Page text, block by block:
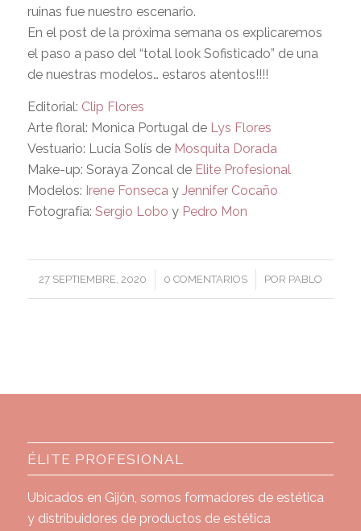
ruinas fue nuestro escenario.
En el post de la próxima semana os explicaremos
el paso a paso del “total look Sofisticado” de una
de nuestras modelos… estaros atentos!!!!
Editorial: Clip Flores
Arte floral: Monica Portugal de Lys Flores
Vestuario: Lucia Solís de Mosquita Dorada
Make-up: Soraya Zoncal de Elite Profesional
Modelos: Irene Fonsecay Jennifer Cocaño
Fotografía: Sergio Lobo y Pedro Mon
27 SEPTIEMBRE, 2020
/ 0 COMENTARIOS
/ POR PABLO
ÉLITE PROFESIONAL
Ubicados en Gijón, somos formadores de estética
y distribuidores de productos de estética